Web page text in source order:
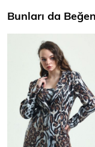
Bunları da